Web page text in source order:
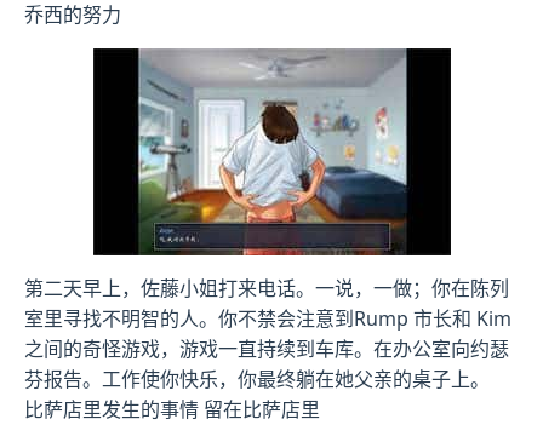
乔西的努力
第二天早上，佐藤小姐打来电话。一说，一做；你在陈列
室里寻找不明智的人。你不禁会注意到Rump 市长和 Kim
之间的奇怪游戏，游戏一直持续到车库。在办公室向约瑟
芬报告。工作使你快乐，你最终躺在她父亲的桌子上。
比萨店里发生的事情 留在比萨店里